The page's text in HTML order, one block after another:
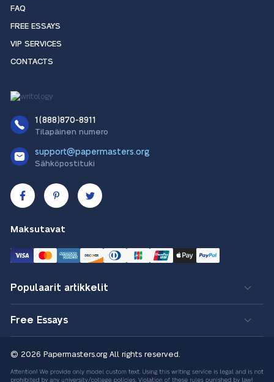
FAQ
FREE ESSAYS
VIP SERVICES
CONTACTS
1(888)870-8911
Tilapäinen numero
support@papermasters.org
Sähköpostituki
Maksutavat
Populaarit artikkelit
Free Essays
© 2026 Papermasters.org All rights reserved.